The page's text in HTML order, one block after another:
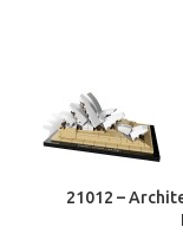
21012 –